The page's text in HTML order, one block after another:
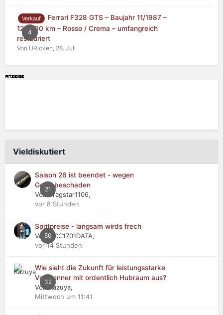
4
Verkauf
Ferrari F328 GTS – Baujahr 11/1987 –
125.000 km – Rosso / Crema – umfangreich
restauriert
Von URicken, 28. Juli
Vieldiskutiert
21
Saison 26 ist beendet - wegen
Getriebeschaden
Von dragstar1106,
vor 8 Stunden
50
Spritpreise - langsam wirds frech
Von NCC1701DATA,
vor 14 Stunden
32
Wie sieht die Zukunft für leistungsstarke
Verbrenner mit ordentlich Hubraum aus?
Von Kazuya,
Mittwoch um 11:41